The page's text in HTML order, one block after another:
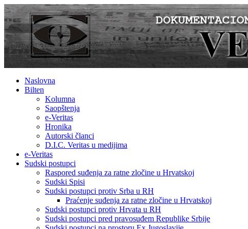
Naslovna
Bilten
Kolumna
Saopštenja
e-Veritas
Hronika
Autorski članci
D.I.C. Veritas u medijima
e-Veritas
Sudski postupci
Raspored suđenja za ratne zločine u Hrvatskoj
Sudski Spisi
Sudski postupci protiv Srba u RH
Praćenje suđenja za ratne zločine u Hrvatskoj
Sudski postupci protiv Hrvata u RH
Sudski postupci pred pravosuđem Republike Srbije